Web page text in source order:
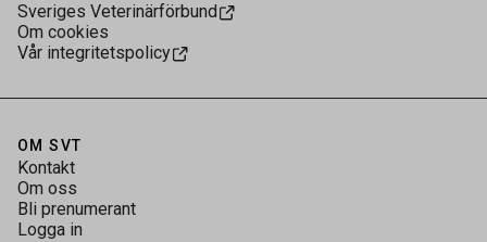
Sveriges Veterinärförbund
Om cookies
Vår integritetspolicy
OM SVT
Kontakt
Om oss
Bli prenumerant
Logga in